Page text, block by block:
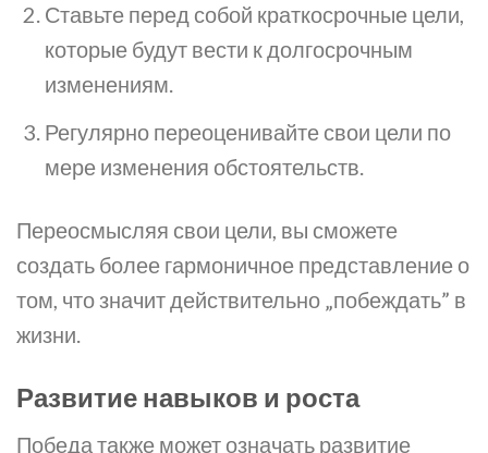
Ставьте перед собой краткосрочные цели,
которые будут вести к долгосрочным
изменениям.
Регулярно переоценивайте свои цели по
мере изменения обстоятельств.
Переосмысляя свои цели, вы сможете
создать более гармоничное представление о
том, что значит действительно „побеждать” в
жизни.
Развитие навыков и роста
Победа также может означать развитие